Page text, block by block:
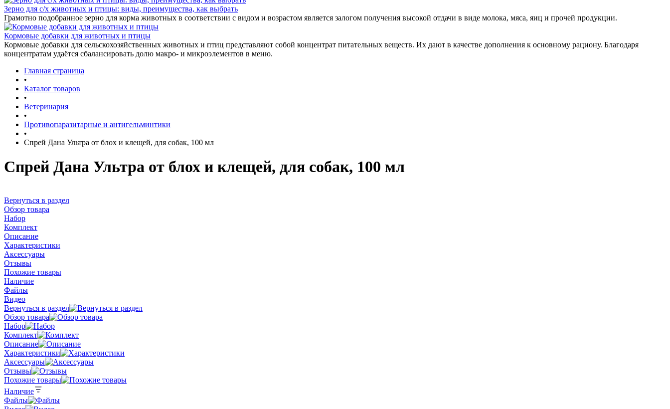
Зерно для с/х животных и птицы: виды, преимущества, как выбрать
Грамотно подобранное зерно для корма животных в соответствии с видом и возрастом является залогом получения высокой отдачи в виде молока, мяса, яиц и прочей продукции.
Кормовые добавки для животных и птицы
Кормовые добавки для сельскохозяйственных животных и птиц представляют собой концентрат питательных веществ. Их дают в качестве дополнения к основному рациону. Благодаря
концентратам удаётся сбалансировать долю макро- и микроэлементов в меню.
Главная страница
•
Каталог товаров
•
Ветеринария
•
Противопаразитарные и антигельминтики
•
Спрей Дана Ультра от блох и клещей, для собак, 100 мл
Спрей Дана Ультра от блох и клещей, для собак, 100 мл
Вернуться в раздел
Обзор товара
Набор
Комплект
Описание
Характеристики
Аксессуары
Отзывы
Похожие товары
Наличие
Файлы
Видео
Вернуться в раздел
Обзор товара
Набор
Комплект
Описание
Характеристики
Аксессуары
Отзывы
Похожие товары
Наличие
Файлы